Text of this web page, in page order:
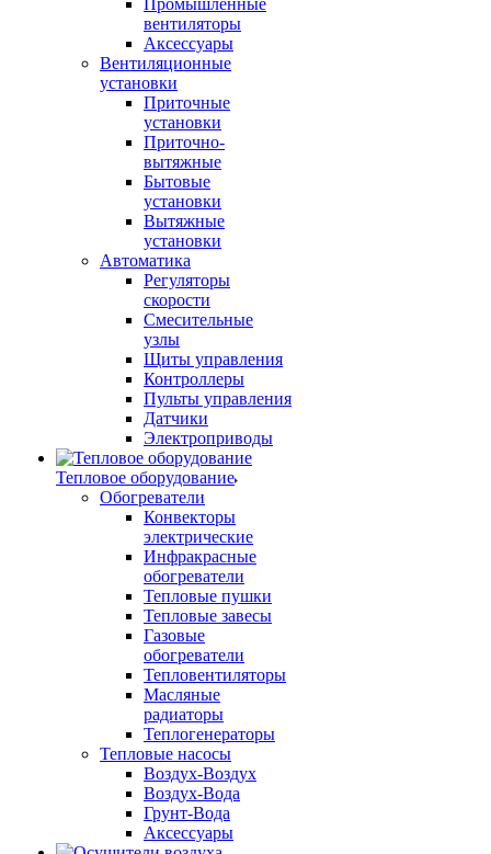
Промышленные
вентиляторы
Аксессуары
Вентиляционные
установки
Приточные
установки
Приточно-
вытяжные
Бытовые
установки
Вытяжные
установки
Автоматика
Регуляторы
скорости
Смесительные
узлы
Щиты управления
Контроллеры
Пульты управления
Датчики
Электроприводы
Тепловое оборудование
Обогреватели
Конвекторы
электрические
Инфракрасные
обогреватели
Тепловые пушки
Тепловые завесы
Газовые
обогреватели
Тепловентиляторы
Масляные
радиаторы
Теплогенераторы
Тепловые насосы
Воздух-Воздух
Воздух-Вода
Грунт-Вода
Аксессуары